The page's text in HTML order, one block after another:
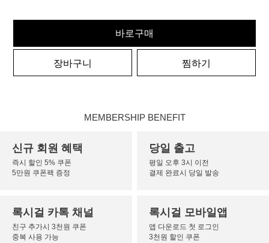
바로구매
장바구니 찜하기
MEMBERSHIP BENEFIT
신규 회원 혜택
즉시 할인 5% 쿠폰
5만원 쿠폰팩 증정
당일 출고
평일 오후 3시 이전
결제 완료시 당일 발송
록시걸 카톡 채널
친구 추가시 3천원 쿠폰
중복 사용 가능
록시걸 모바일앱
앱 다운로드 첫 로그인
3천원 할인 쿠폰